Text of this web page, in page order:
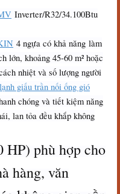
Inverter/R32/34.100Btu
4 ngựa có khả năng làm
lớn, khoảng 45-60 m² hoặc
nhiệt và số lượng người
giấu trần nối ống gió
chóng và tiết kiệm năng
lan tỏa đều khắp không
HP) phù hợp cho
hàng, văn